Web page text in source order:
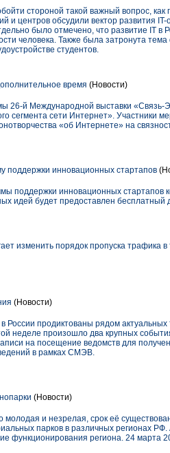
стороной такой важный вопрос, как
и центров обсудили вектор развития
было отмечено, что развитие IT в
человека. Также была затронута
студентов.
время (Новости)
26-й Международной выставки
сегмента сети Интернет». Участники
«об Интернете» на
поддержки инновационных стартапов
поддержки инновационных
идей будет предоставлен
изменить порядок пропуска трафика
(Новости)
России продиктованы рядом
неделе произошло два крупных
на посещение ведомств для
в рамках СМЭВ.
(Новости)
молодая и незрелая, срок её
парков в различных регионах
функционирования региона. 24